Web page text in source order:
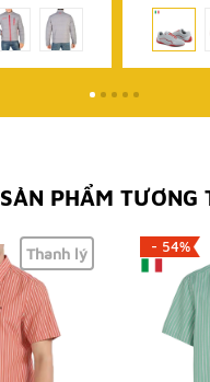
SẢN PHẨM TƯƠNG
Thanh lý - 54%